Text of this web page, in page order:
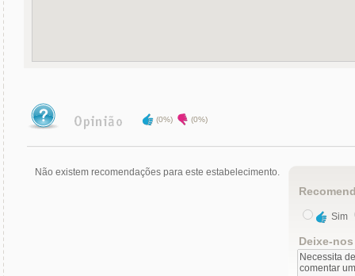
(0%) (0%)
Não existem recomendações para este estabelecimento.
Sim
Deixe-